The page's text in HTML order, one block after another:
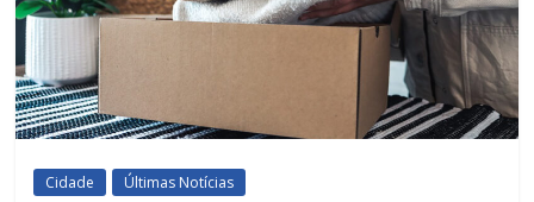
Cidade Últimas Notícias